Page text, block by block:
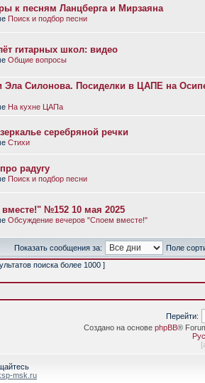
к песням Ланцберга и Мирзаяна
Поиск и подбор песни
гитарных школ: видео
Общие вопросы
Эла Силонова. Посиделки в ЦАПЕ на
На кухне ЦАПа
серебряной речки
Стихи
радугу
Поиск и подбор песни
№152 10 мая 2025
Обсуждение вечеров "Споем вместе!"
Показать сообщения за:
Поле
поиска более 1000 ]
Перейти:
Создано на основе phpBB®
[
msk.ru